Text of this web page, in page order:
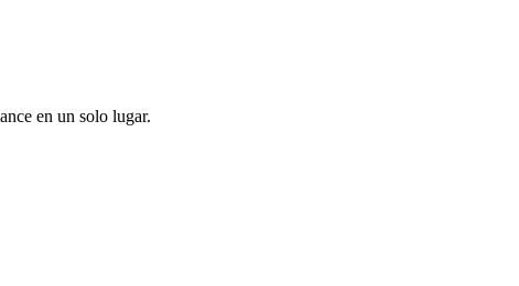
en un solo lugar.